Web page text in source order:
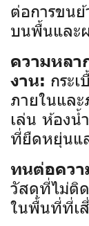
ต่อการขน
บนพื้นและ
ความหลา
งาน: กระ
ภายในแล
เล่น ห้องน้
ที่ยืดหยุ่นแ
ทนต่อควา
วัสดุที่ไม่ติ
ในพื้นที่ที่เ